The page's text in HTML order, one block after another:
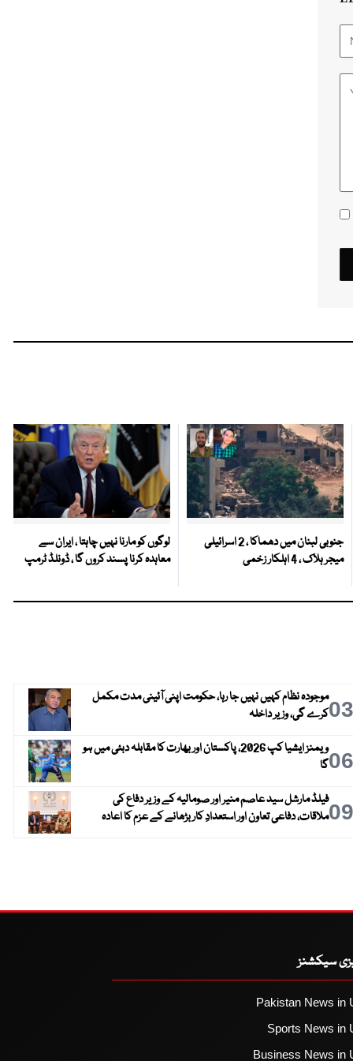
جنوبی لبنان میں دھماکا ، 2 اسرائیلی
میجر ہلاک ، 4 اہلکار زخمی
لوگوں کو مارنا نہیں چاہتا ، ایران سے
معاہدہ کرنا پسند کروں گا ، ڈونلڈ ٹرمپ
03موجودہ نظام کہیں نہیں جا رہا، حکومت اپنی آئینی مدت مکمل
کرے گی، وزیر داخلہ
06
ویمنز ایشیا کپ 2026، پاکستان اور بھارت کا مقابلہ دبئی میں ہو
گا
09فیلڈ مارشل سید عاصم منیر اور صومالیہ کے وزیر دفاع کی
ملاقات، دفاعی تعاون اور استعدادِ کار بڑھانے کے عزم کا اعادہ
سیکشنز
Pakistan News in
Sports News in
Business News in